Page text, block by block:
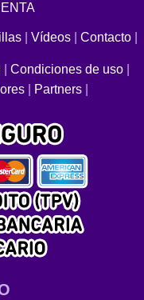
Vídeos Contacto
Condiciones de uso
Partners